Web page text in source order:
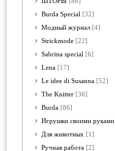
Burda Special [32]
Модный журнал [4]
Strickmode [22]
Sabrina special [6]
Lena [17]
Le idee di Susanna [52]
The Knitter [36]
Burda [86]
Игрушки своими руками
Для животных [1]
Ручная работа [2]